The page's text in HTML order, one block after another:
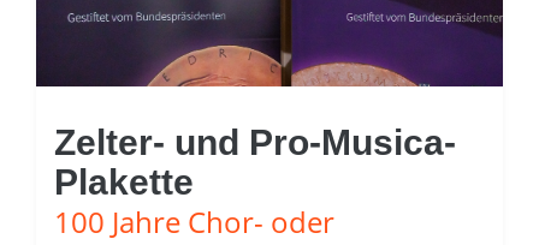
Zelter- und Pro-Musica-
Plakette
100 Jahre Chor- oder